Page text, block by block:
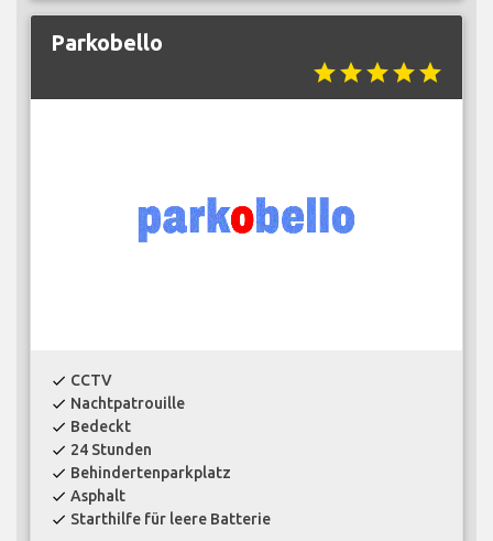
Parkobello
starstarstarstarstar
check CCTV
check Nachtpatrouille
check Bedeckt
check 24 Stunden
check Behindertenparkplatz
check Asphalt
check Starthilfe für leere Batterie